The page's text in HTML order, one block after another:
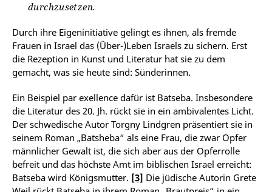
durchzusetzen.
Durch ihre Eigeninitiative gelingt es ihnen, als fremde
Frauen in Israel das (Über-)Leben Israels zu sichern. Erst
die Rezeption in Kunst und Literatur hat sie zu dem
gemacht, was sie heute sind: Sünderinnen.
Ein Beispiel par exellence dafür ist Batseba. Insbesondere
die Literatur des 20. Jh. rückt sie in ein ambivalentes Licht.
Der schwedische Autor Torgny Lindgren präsentiert sie in
seinem Roman „Batsheba“ als eine Frau, die zwar Opfer
männlicher Gewalt ist, die sich aber aus der Opferrolle
befreit und das höchste Amt im biblischen Israel erreicht:
Batseba wird Königsmutter. [3] Die jüdische Autorin Grete